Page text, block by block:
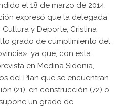
el 18 de marzo de 2014,
expresó que la delegada
y Deporte, Cristina
grado de cumplimiento del
ya que, con esta
en Medina Sidonia,
del Plan que se encuentran
(21), en construcción (72) o
un grado de